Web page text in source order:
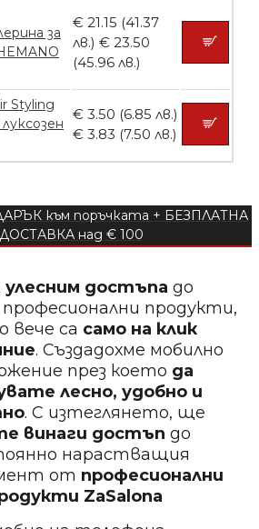
тип ренде 2в1
БЕЗПЛАТНО
тип ренде 2в1
БЕЗПЛАТНО
за нокти 12cm
БЕЗПЛАТНО
€ 21.15 (41.37
лв.) € 23.50
(45.96 лв.)
€ 3.50 (6.85 лв.)
€ 3.83 (7.50 лв.)
към поръчката + БЕЗПЛАТНА
ДОСТАВКА над € 100
улесним достъпадо
продукти,
вече са само на клик
. Създадохме мобилно
през което да
лесно, удобно и
. С изтеглянето, ще
винаги достъп до
нарастващия
от професионални
ZaSalona